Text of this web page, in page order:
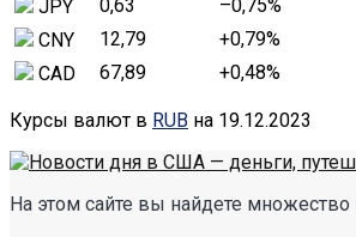
JPY
0,63 –0,75%
CNY
12,79 +0,79%
CAD
67,89 +0,48%
Курсы валют в RUB на 19.12.2023
На этом сайте вы найдете